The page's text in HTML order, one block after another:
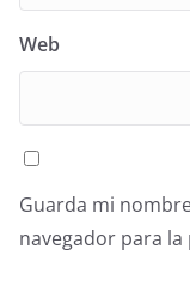
Web
Guarda mi
navegador para